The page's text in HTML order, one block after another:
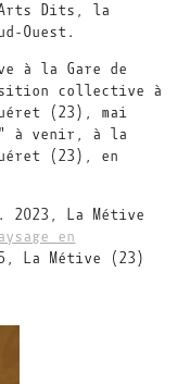
Arts Dits, la
Ouest.
à la Gare de
collective à
(23), mai
à venir, à la
(23), en
La Métive
en
La Métive (23)